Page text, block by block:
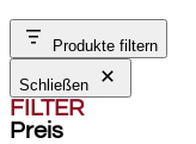
€375,00
Produkte filtern
Schließen
FILTER
Preis